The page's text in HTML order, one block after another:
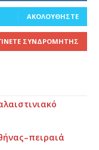
ΑΚΟΛΟΥΘΉΣΤΕ
ΣΥΝΔΡΟΜΗΤΉΣ